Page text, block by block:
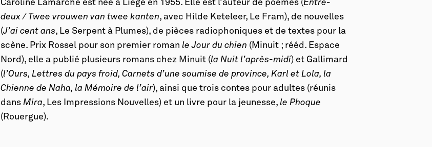
Caroline Lamarche est née à Liège en 1955. Elle est l’auteur de poèmes (Entre-
deux / Twee vrouwen van twee kanten, avec Hilde Keteleer, Le Fram), de nouvelles
(J’ai cent ans, Le Serpent à Plumes), de pièces radiophoniques et de textes pour la
scène. Prix Rossel pour son premier romanle Jour du chien (Minuit ; rééd. Espace
Nord), elle a publié plusieurs romans chez Minuit (la Nuit l’après-midi) et Gallimard
(l’Ours, Lettres du pays froid, Carnets d’une soumise de province, Karl et Lola, la
Chienne de Naha, la Mémoire de l’air), ainsi que trois contes pour adultes (réunis
dansMira, Les Impressions Nouvelles) et un livre pour la jeunesse,le Phoque
(Rouergue).